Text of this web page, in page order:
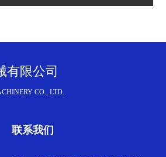
有限公司
CO., LTD.
联系我们